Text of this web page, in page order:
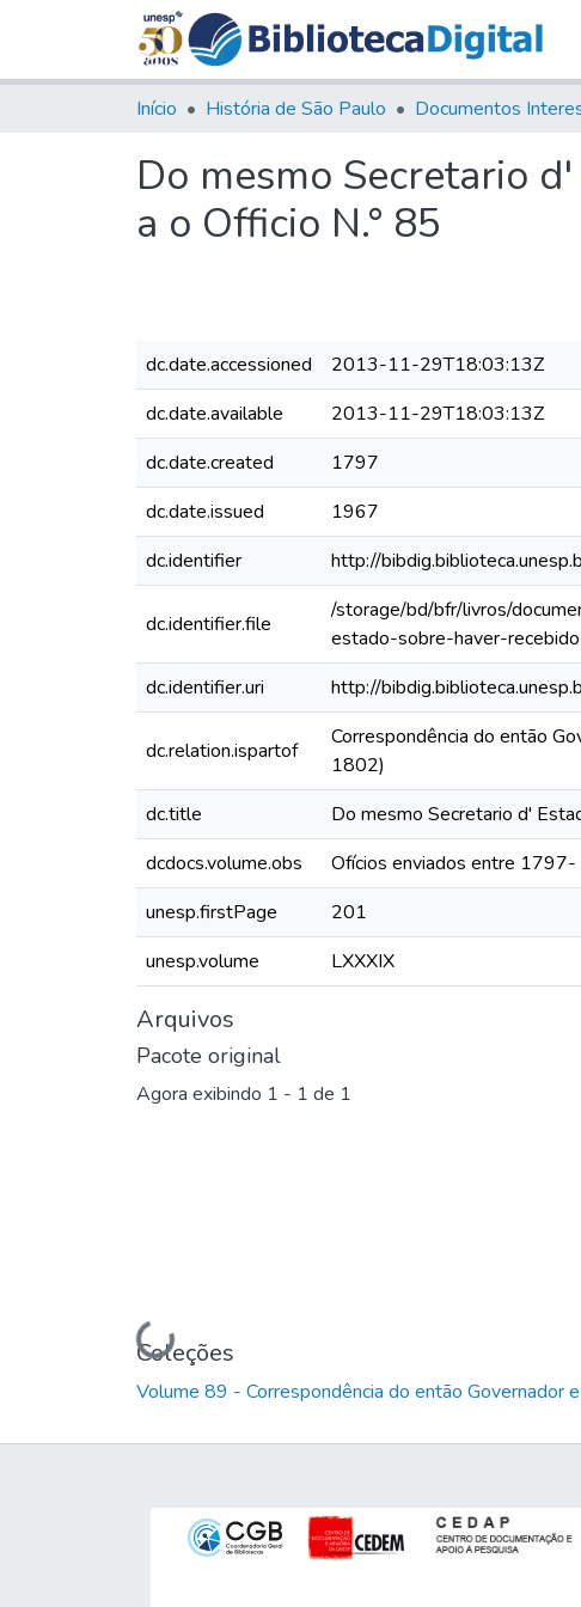
Início História de São Paulo Documentos
Do mesmo Secretario
a o Officio N.° 85
dc.date.accessioned
2013-11-29T18:03:13Z
dc.date.available
2013-11-29T18:03:13Z
dc.date.created
1797
dc.date.issued
1967
dc.identifier
http://
dc.identifier.file
/storage/bd/bfr/livros/
estado-sobre-haver-
dc.identifier.uri
http://
dc.relation.ispartof
Correspondência do então
1802)
dc.title
Do mesmo Secretario d'
dcdocs.volume.obs
Ofícios enviados entre
unesp.firstPage
201
unesp.volume
LXXXIX
Arquivos
Pacote original
Agora exibindo 1 - 1 de 1
Carregando...
Coleções
Volume 89 - Correspondência do então